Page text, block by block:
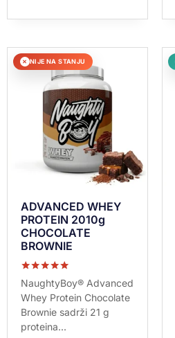
✕ NIJE NA STANJU
ADVANCED WHEY
PROTEIN 2010g
CHOCOLATE
BROWNIE
Ocenjeno sa
5.00
od 5
NaughtyBoy® Advanced
Whey Protein Chocolate
Brownie sadrži 21 g
proteina...